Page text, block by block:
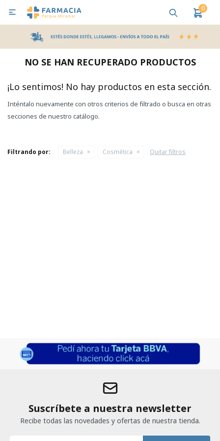
0

NO SE HAN RECUPERADO PRODUCTOS
¡Lo sentimos! No hay productos en esta sección.
Inténtalo nuevamente con otros criterios de filtrado o busca en otras
secciones de nuestro catálogo.
Filtrando por: Belleza Cosmética Quitar filtros
Suscríbete a nuestra newsletter
Recibe todas las novedades y ofertas de nuestra tienda.
MI CUENTA
Bebes y Maternidad Salud
Pañales y Toallitas
Lactancia y Nutrición
Higiene y Bienestar